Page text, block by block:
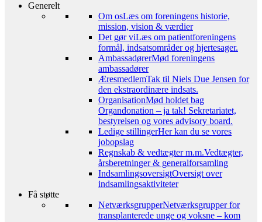
Generelt
Om osLæs om foreningens historie,
mission, vision & værdier
Det gør viLæs om patientforeningens
formål, indsatsområder og hjertesager.
AmbassadørerMød foreningens
ambassadører
ÆresmedlemTak til Niels Due Jensen for
den ekstraordinære indsats.
OrganisationMød holdet bag
Organdonation – ja tak! Sekretariatet,
bestyrelsen og vores advisory board.
Ledige stillingerHer kan du se vores
jobopslag
Regnskab & vedtægter m.m.Vedtægter,
årsberetninger & generalforsamling
IndsamlingsoversigtOversigt over
indsamlingsaktiviteter
Få støtte
NetværksgrupperNetværksgrupper for
transplanterede unge og voksne – kom